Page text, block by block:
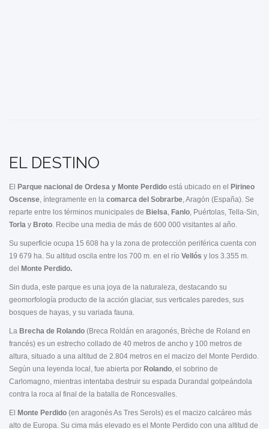
EL DESTINO
El Parque nacional de Ordesa y Monte Perdido está ubicado en el
Pirineo
Oscense, íntegramente en la comarca del Sobrarbe, Aragón (España). Se
reparte entre los términos municipales de Bielsa, Fanlo, Puértolas, Tella-Sin,
Torla y Broto. Recibe una media de más de 600 000 visitantes al año.
Su superficie ocupa 15 608 ha y la zona de protección periférica cuenta con
19 679 ha. Su altitud oscila entre los 700 m. en el río Vellós y los 3.355 m.
del
Monte Perdido.
Sin duda, este parque es una joya de la naturaleza, destacando su
geomorfología producto de la acción glaciar, sus verticales paredes, sus
bosques de hayas, y su variada fauna.
La Brecha de Rolando (Breca Roldán en aragonés, Brèche de Roland en
francés) es un estrecho collado de 40 metros de ancho y 100 metros de
altura, situado a una altitud de 2.804 metros en el macizo del Monte Perdido.
Según una leyenda local, fue abierta por Rolando, el sobrino de
Carlomagno, mientras intentaba destruir su espada Durandal golpeándola
contra la roca al final de la batalla de Roncesvalles.
El Monte Perdido (en aragonés As Tres Serols) es el macizo calcáreo más
alto de Europa. Su cima más elevado es el Monte Perdido con una altitud de